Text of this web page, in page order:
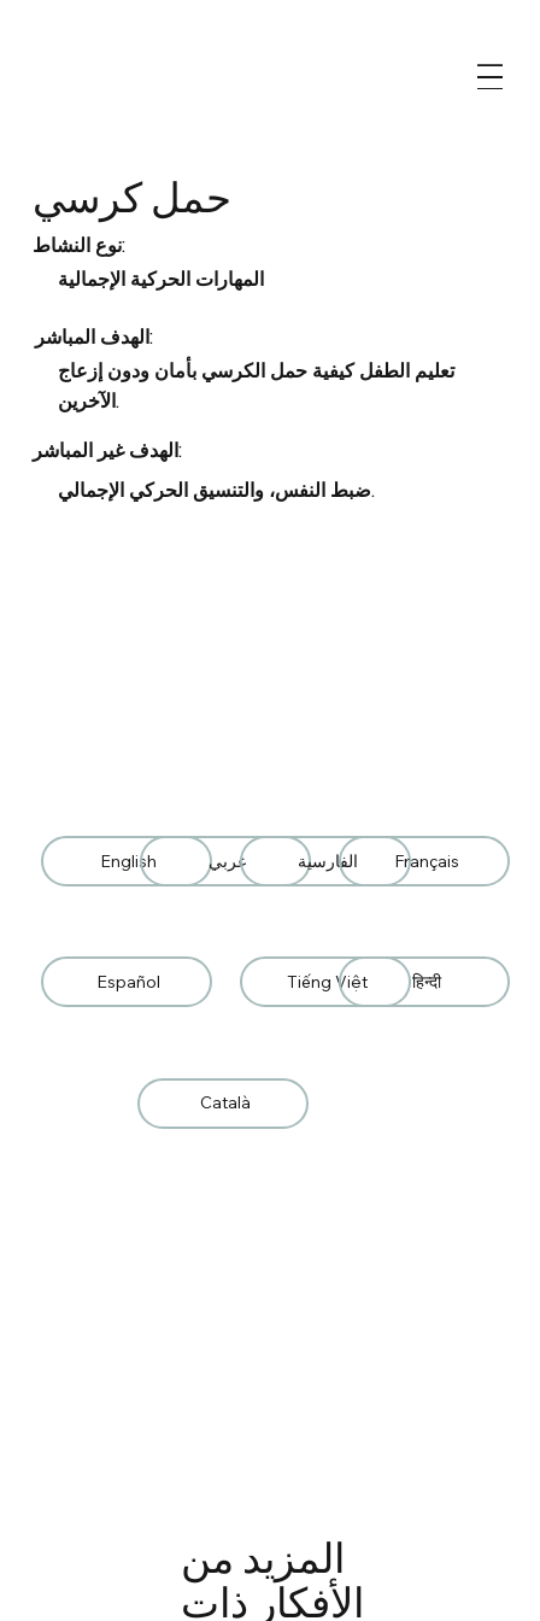
حمل كرسي
نوع النشاط:
المهارات الحركية الإجمالية
الهدف المباشر:
تعليم الطفل كيفية حمل الكرسي بأمان ودون إزعاج
الآخرين.
الهدف غير المباشر:
ضبط النفس، والتنسيق الحركي الإجمالي.
English عربي الفارسية Français
Español Tiếng Việt हिन्दी
Català
المزيد من
الأفكار ذات